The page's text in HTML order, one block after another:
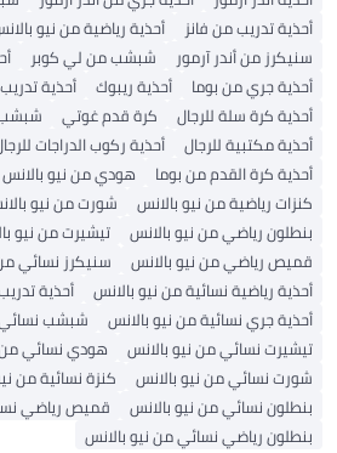
من فانز
أحذية رياضية من نيو بالانس
أحذية
أندر آرمور
شبشب من لي كوبر
أحذية
من بوما
أحذية ريبوك
أحذية تدريب من بوما
سلة للرجال
كرة قدم غوتي
شبشب أندر آرمور
للرجال
أحذية ركوب الدراجات للرجال
أحذية
القدم من بوما
هودي من نيو بالانس
من نيو بالانس
شورت من نيو بالانس
من نيو بالانس
تيشيرت من نيو بالانس
من نيو بالانس
سنيكرز نسائي من نيو بالانس
نسائية من نيو بالانس
أحذية تدريب نسائية من
نسائية من نيو بالانس
شبشب نسائي من نيو
من نيو بالانس
هودي نسائي من نيو بالانس
من نيو بالانس
كنزة نسائية من نيو بالانس
من نيو بالانس
قميص رياضي نسائي من نيو
نسائي من نيو بالانس